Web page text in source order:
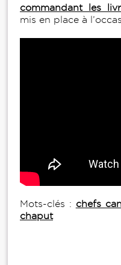
commandant les
mis en place à
Mots-clés : chefs
chaput